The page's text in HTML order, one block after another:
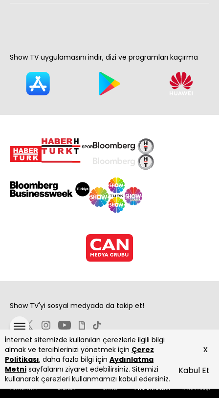
ANASAYFA DİZİLER CANLI PROGRAMLAR YAYIN AKIŞI
İnternet sitemizde kullanılan çerezlerle ilgili bilgi
almak ve tercihlerinizi yönetmek için Çerez
Politikası, daha fazla bilgi için Aydınlatma
Metni sayfalarını ziyaret edebilirsiniz. Sitemizi
kullanarak çerezleri kullanmamızı kabul edersiniz.
Kabul Et
x
Show TV uygulamasını indir, dizi ve programları kaçırma
Show TV'yi sosyal medyada da takip et!
Copyright 2026 Show Televizyon Yayıncılık A.Ş.